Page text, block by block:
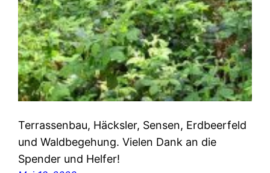
Terrassenbau, Häcksler, Sensen, Erdbeerfeld
und Waldbegehung. Vielen Dank an die
Spender und Helfer!